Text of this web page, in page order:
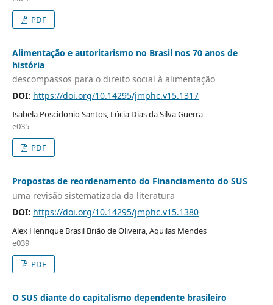
PDF
Alimentação e autoritarismo no Brasil nos 70 anos de
história
descompassos para o direito social à alimentação
DOI: https://doi.org/10.14295/jmphc.v15.1317
Isabela Poscidonio Santos, Lúcia Dias da Silva Guerra
e035
PDF
Propostas de reordenamento do Financiamento do SUS
uma revisão sistematizada da literatura
DOI: https://doi.org/10.14295/jmphc.v15.1380
Alex Henrique Brasil Brião de Oliveira, Aquilas Mendes
e039
PDF
O SUS diante do capitalismo dependente brasileiro